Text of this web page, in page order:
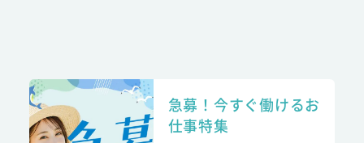
急募！今すぐ働けるお
仕事特集